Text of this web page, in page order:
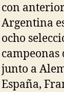
con
Argentina
ocho
junto a
España,